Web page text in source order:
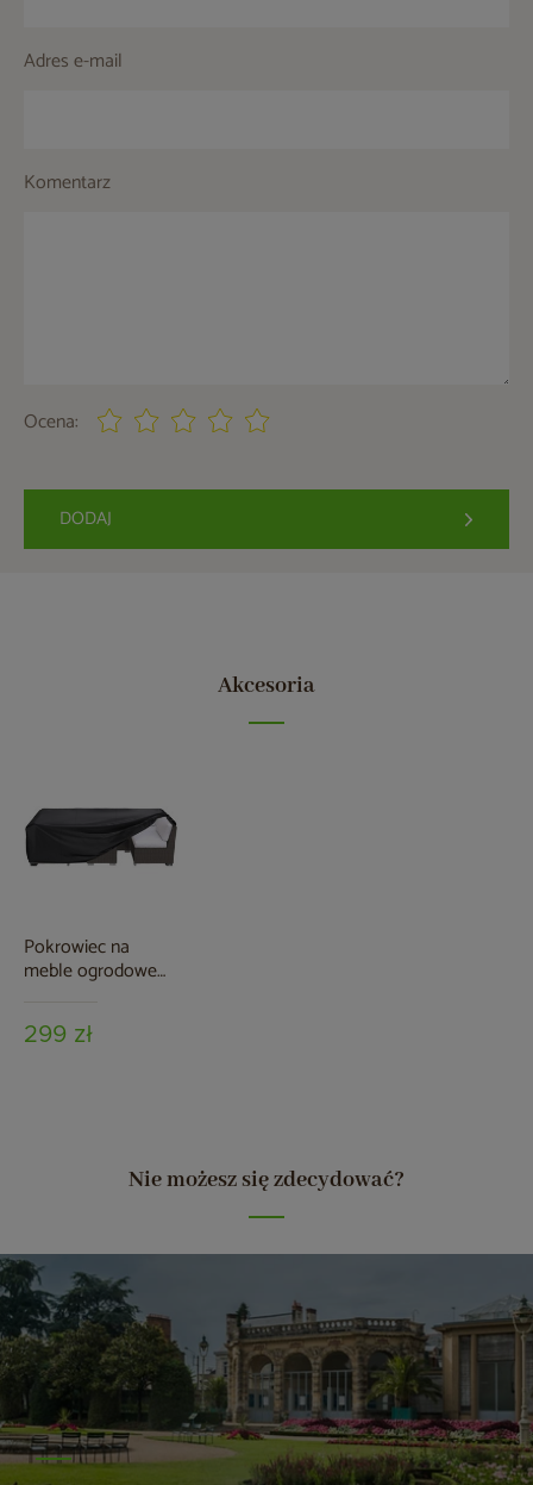
Adres e-mail
Komentarz
Ocena:
DODAJ
Akcesoria
Pokrowiec na
meble ogrodowe
czarny
299 zł
Nie możesz się zdecydować?